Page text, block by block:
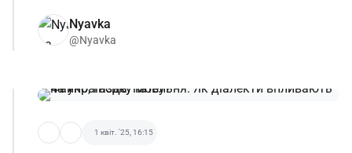
Nyavka
@Nyavka
1 квіт. '25, 16:15